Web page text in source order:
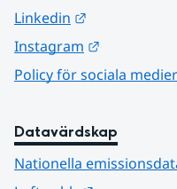
Linkedin
Instagram
Policy för sociala medier
Datavärdskap
Nationella